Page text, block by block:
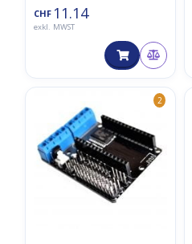
CHF 11.14
exkl. MWST
2